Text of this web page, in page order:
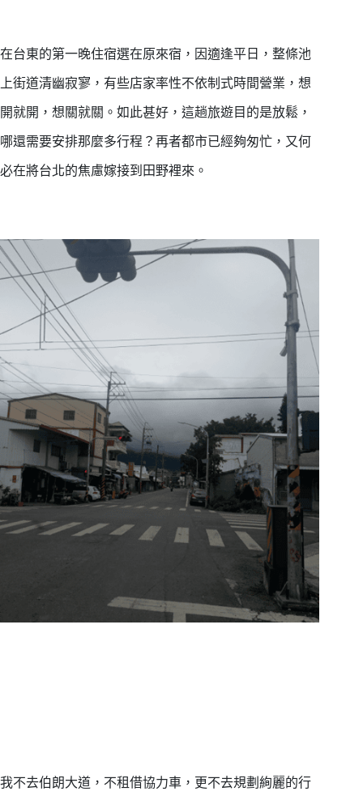
在台東的第一晚住宿選在原來宿，因適逢平日，整條池
上街道清幽寂寥，有些店家率性不依制式時間營業，想
開就開，想關就關。如此甚好，這趟旅遊目的是放鬆，
哪還需要安排那麼多行程？再者都市已經夠匆忙，又何
必在將台北的焦慮嫁接到田野裡來。
我不去伯朗大道，不租借協力車，更不去規劃絢麗的行